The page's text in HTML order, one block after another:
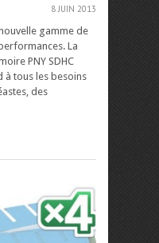
8 JUIN 2013
gamme de
La
PNY SDHC
à tous les besoins
des